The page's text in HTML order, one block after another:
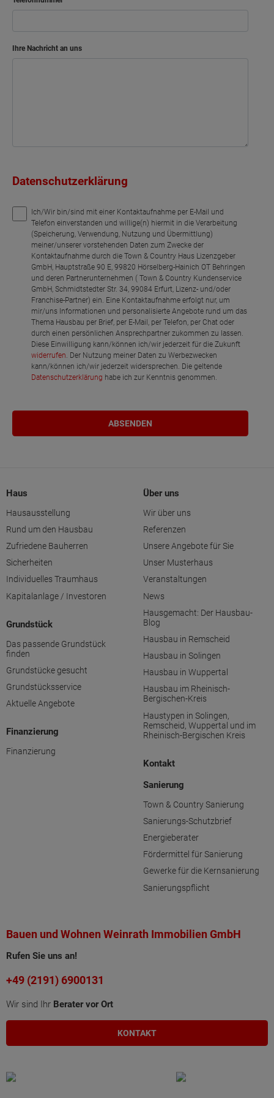
Ihre Nachricht an uns
Datenschutzerklärung
Ich/Wir bin/sind mit einer Kontaktaufnahme per E-Mail und
Telefon einverstanden und willige(n) hiermit in die Verarbeitung
(Speicherung, Verwendung, Nutzung und Übermittlung)
meiner/unserer vorstehenden Daten zum Zwecke der
Kontaktaufnahme durch die Town & Country Haus Lizenzgeber
GmbH, Hauptstraße 90 E, 99820 Hörselberg-Hainich OT Behringen
und deren Partnerunternehmen ( Town & Country Kundenservice
GmbH, Schmidtstedter Str. 34, 99084 Erfurt, Lizenz- und/oder
Franchise-Partner) ein. Eine Kontaktaufnahme erfolgt nur, um
mir/uns Informationen und personalisierte Angebote rund um das
Thema Hausbau per Brief, per E-Mail, per Telefon, per Chat oder
durch einen persönlichen Ansprechpartner zukommen zu lassen.
Diese Einwilligung kann/können ich/wir jederzeit für die Zukunft
widerrufen. Der Nutzung meiner Daten zu Werbezwecken
kann/können ich/wir jederzeit widersprechen. Die geltende
Datenschutzerklärung habe ich zur Kenntnis genommen.
Haus
Hausausstellung
Rund um den Hausbau
Zufriedene Bauherren
Sicherheiten
Individuelles Traumhaus
Kapitalanlage / Investoren
Grundstück
Das passende Grundstück
finden
Grundstücke gesucht
Grundstücksservice
Aktuelle Angebote
Finanzierung
Finanzierung
Über uns
Wir über uns
Referenzen
Unsere Angebote für Sie
Unser Musterhaus
Veranstaltungen
News
Hausgemacht: Der Hausbau-
Blog
Hausbau in Remscheid
Hausbau in Solingen
Hausbau in Wuppertal
Hausbau im Rheinisch-
Bergischen-Kreis
Haustypen in Solingen,
Remscheid, Wuppertal und im
Rheinisch-Bergischen Kreis
Kontakt
Sanierung
Town & Country Sanierung
Sanierungs-Schutzbrief
Energieberater
Fördermittel für Sanierung
Gewerke für die Kernsanierung
Sanierungspflicht
Bauen und Wohnen Weinrath Immobilien GmbH
Rufen Sie uns an!
+49 (2191) 6900131
Wir sind Ihr Berater vor Ort
KONTAKT